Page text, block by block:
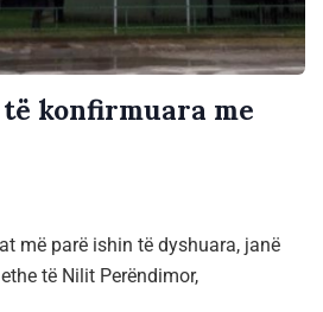
konfirmuara me
më parë ishin të dyshuara, janë
të Nilit Perëndimor,